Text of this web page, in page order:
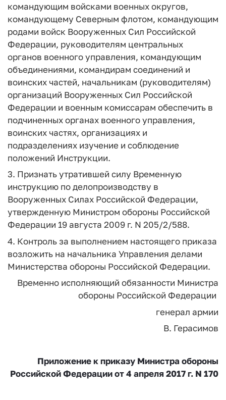
командующим войсками военных округов,
командующему Северным флотом, командующим
родами войск Вооруженных Сил Российской
Федерации, руководителям центральных
органов военного управления, командующим
объединениями, командирам соединений и
воинских частей, начальникам (руководителям)
организаций Вооруженных Сил Российской
Федерации и военным комиссарам обеспечить в
подчиненных органах военного управления,
воинских частях, организациях и
подразделениях изучение и соблюдение
положений Инструкции.
3. Признать утратившей силу Временную
инструкцию по делопроизводству в
Вооруженных Силах Российской Федерации,
утвержденную Министром обороны Российской
Федерации 19 августа 2009 г. N 205/2/588.
4. Контроль за выполнением настоящего приказа
возложить на начальника Управления делами
Министерства обороны Российской Федерации.
Временно исполняющий обязанности Министра
обороны Российской Федерации
генерал армии
В. Герасимов
Приложениек приказу Министра обороны
Российской Федерацииот 4 апреля 2017 г. N 170